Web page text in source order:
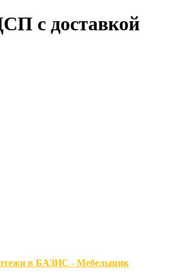
с доставкой
в БАЗИС - Мебельщик